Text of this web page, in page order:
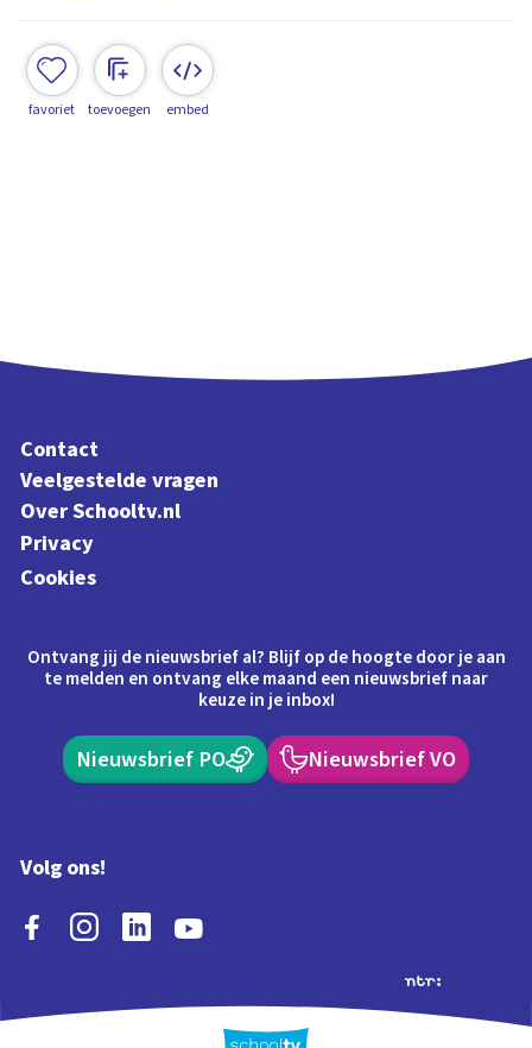
favoriet toevoegen embed
Contact
Veelgestelde vragen
Over Schooltv.nl
Privacy
Cookies
Ontvang jij de nieuwsbrief al? Blijf op de hoogte door je aan
te melden en ontvang elke maand een nieuwsbrief naar
keuze in je inbox!
Nieuwsbrief PO Nieuwsbrief VO
Volg ons!